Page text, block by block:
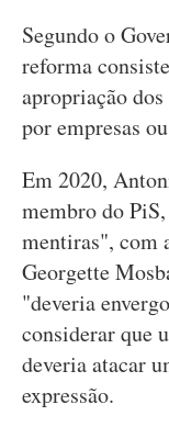
Segundo o
reforma
apropriação
por empresas
Em 2020,
membro do
mentiras", com
Georgette
"deveria
considerar que
deveria atacar
expressão.